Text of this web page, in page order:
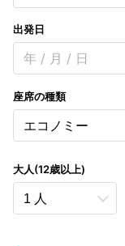
出発日
年 / 月 / 日
座席の種類
大人(12歳以上)